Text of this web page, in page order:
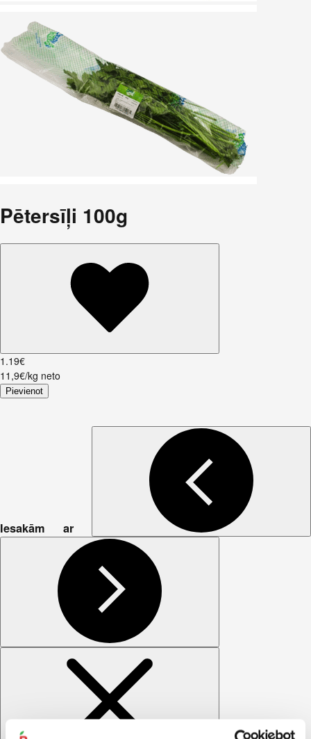
Pētersīļi 100g
1 .19€
11,9€/kg neto
Pievienot
Iesakām ar